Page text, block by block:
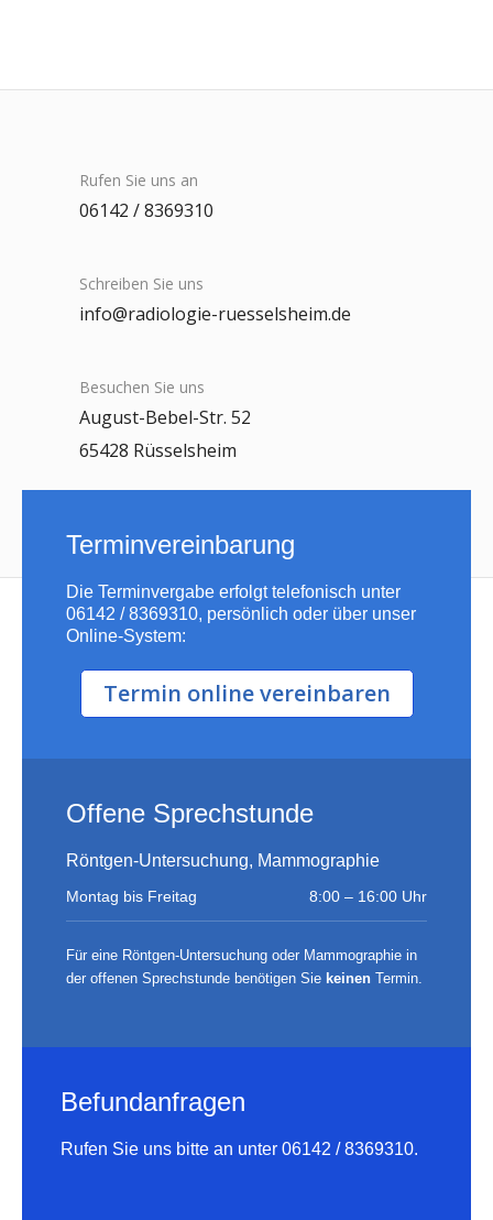
Rufen Sie uns an
06142 / 8369310
Schreiben Sie uns
info@radiologie-ruesselsheim.de
Besuchen Sie uns
August-Bebel-Str. 52
65428 Rüsselsheim
Terminvereinbarung
Die Terminvergabe erfolgt telefonisch unter
06142 / 8369310, persönlich oder über unser
Online-System:
Termin online vereinbaren
Offene Sprechstunde
Röntgen-Untersuchung, Mammographie
Montag bis Freitag 8:00 – 16:00 Uhr
Für eine Röntgen-Untersuchung oder Mammographie in
der offenen Sprechstunde benötigen Sie keinen Termin.
Befundanfragen
Rufen Sie uns bitte an unter 06142 / 8369310.